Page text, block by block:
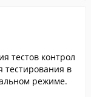
тестов контрол
тестирования в
режиме.